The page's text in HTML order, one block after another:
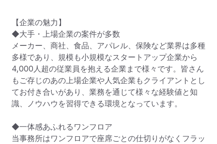
【企業の魅力】
◆大手・上場企業の案件が多数
メーカー、商社、食品、アパレル、保険など業界は多種
多様であり、規模も小規模なスタートアップ企業から
4,000人超の従業員を抱える企業まで様々です。皆さん
もご存じのあの上場企業や人気企業もクライアントとし
てお付き合いがあり、業務を通じて様々な経験値と知
識、ノウハウを習得できる環境となっています。
◆一体感あふれるワンフロア
当事務所はワンフロアで座席ごとの仕切りがなくフラッ